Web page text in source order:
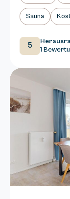
Sauna
5
1